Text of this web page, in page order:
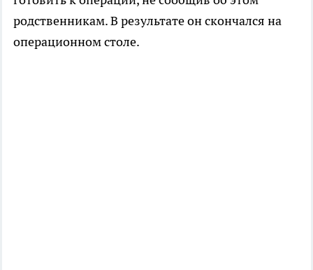
родственникам. В результате он скончался на
операционном столе.